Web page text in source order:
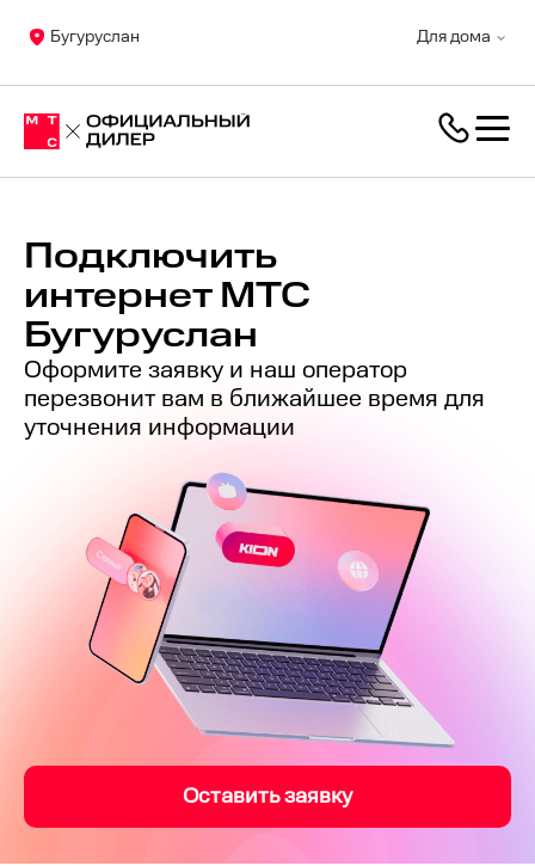
Для дома
Бугуруслан
Подключить
интернет МТС
Бугуруслан
Оформите заявку и наш оператор
перезвонит вам в ближайшее время для
уточнения информации
Оставить заявку